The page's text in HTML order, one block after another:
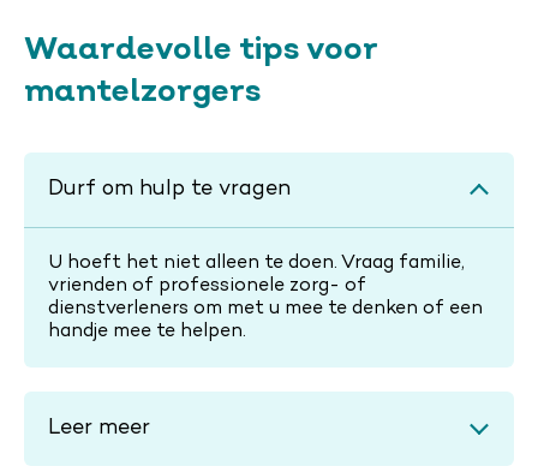
Waardevolle tips voor
mantelzorgers
Durf om hulp te vragen
U hoeft het niet alleen te doen. Vraag familie,
vrienden of professionele zorg- of
dienstverleners om met u mee te denken of een
handje mee te helpen.
Leer meer